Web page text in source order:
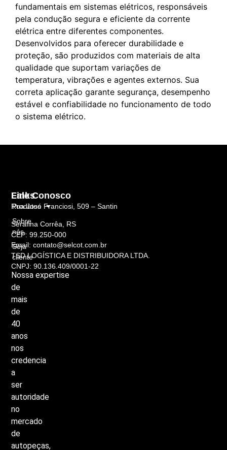
fundamentais em sistemas elétricos, responsáveis
pela condução segura e eficiente da corrente
elétrica entre diferentes componentes.
Desenvolvidos para oferecer durabilidade e
proteção, são produzidos com materiais de alta
qualidade que suportam variações de
temperatura, vibrações e agentes externos. Sua
correta aplicação garante segurança, desempenho
estável e confiabilidade no funcionamento de todo
o sistema elétrico.
Nossaexpertise
de
mais
de
40
anos
nos
credencia
a
ser
autoridade
no
mercado
de
autopeças,
Links
Produtos
Sobre
nós
Seja
cliente
Fale Conosco
Rua José Franciosi, 509 – Santin
Serafina Corrêa, RS
CEP: 99.250-000
Email: contato@selcot.com.br
TSD LOGÍSTICA E DISTRIBUIDORA LTDA.
CNPJ: 90.136.409/0001-22